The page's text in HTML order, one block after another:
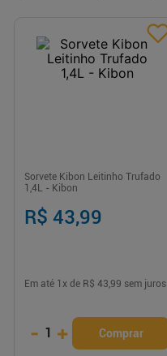
Sorvete Kibon Leitinho Trufado
1,4L - Kibon
R$ 43,99
Em até 1 x de R$ 43,99 sem juros
- 1 + Comprar